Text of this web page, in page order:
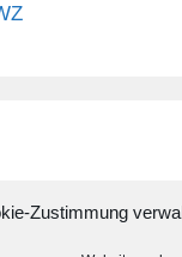
Zustimmung